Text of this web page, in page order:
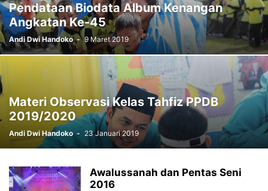
Pendataan Biodata Album Kenangan
Angkatan Ke-45
Andi Dwi Handoko - 9 Maret 2019
Materi Observasi Kelas Tahfiz PPDB
2019/2020
Andi Dwi Handoko - 23 Januari 2019
Awalussanah dan Pentas Seni
2016